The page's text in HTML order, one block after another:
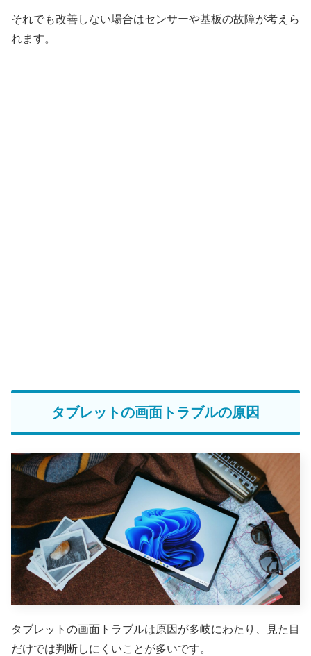
それでも改善しない場合はセンサーや基板の故障が考えら
れます。
タブレットの画面トラブルの原因
タブレットの画面トラブルは原因が多岐にわたり、見た目
だけでは判断しにくいことが多いです。